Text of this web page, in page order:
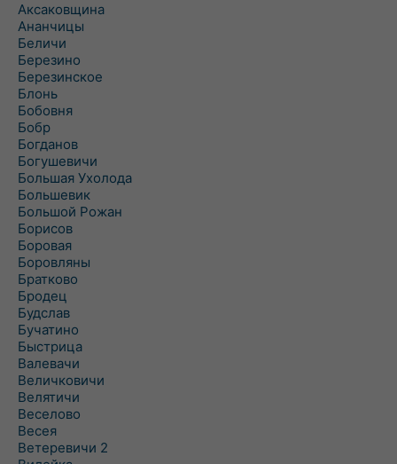
Аксаковщина
Ананчицы
Беличи
Березино
Березинское
Блонь
Бобовня
Бобр
Богданов
Богушевичи
Большая Ухолода
Большевик
Большой Рожан
Борисов
Боровая
Боровляны
Братково
Бродец
Будслав
Бучатино
Быстрица
Валевачи
Величковичи
Велятичи
Веселово
Весея
Ветеревичи 2